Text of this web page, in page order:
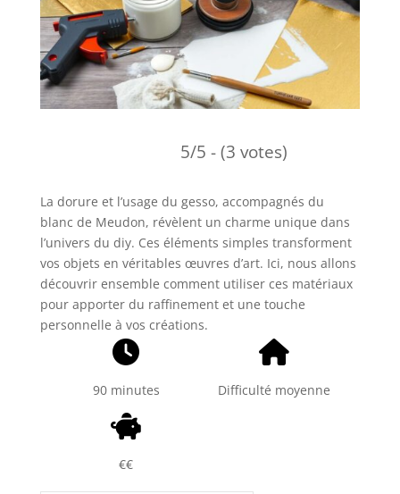
5/5 - (3 votes)
La dorure et l’usage du gesso, accompagnés du
blanc de Meudon, révèlent un charme unique dans
l’univers du diy. Ces éléments simples transforment
vos objets en véritables œuvres d’art. Ici, nous allons
découvrir ensemble comment utiliser ces matériaux
pour apporter du raffinement et une touche
personnelle à vos créations.
90 minutes Difficulté moyenne
€€